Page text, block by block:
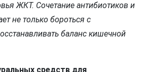
ЖКТ. Сочетание антибиотиков и
не только бороться с
баланс кишечной
средств для